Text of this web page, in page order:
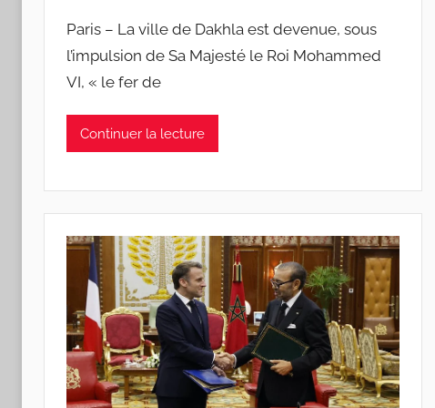
Paris – La ville de Dakhla est devenue, sous
l’impulsion de Sa Majesté le Roi Mohammed
VI, « le fer de
Continuer la lecture